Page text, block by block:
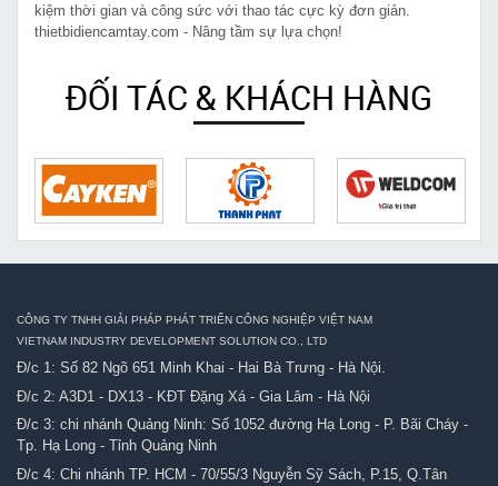
kiệm thời gian và công sức với thao tác cực kỳ đơn giản.
thietbidiencamtay.com - Nâng tầm sự lựa chọn!
ĐỐI TÁC & KHÁCH HÀNG
CÔNG TY TNHH GIẢI PHÁP PHÁT TRIỂN CÔNG NGHIỆP VIỆT NAM
VIETNAM INDUSTRY DEVELOPMENT SOLUTION CO., LTD
Đ/c 1: Số 82 Ngõ 651 Minh Khai - Hai Bà Trưng - Hà Nội.
Đ/c 2: A3D1 - DX13 - KĐT Đặng Xá - Gia Lâm - Hà Nội
Đ/c 3: chi nhánh Quảng Ninh: Số 1052 đường Hạ Long - P. Bãi Cháy -
Tp. Hạ Long - Tỉnh Quảng Ninh
Đ/c 4: Chi nhánh TP. HCM - 70/55/3 Nguyễn Sỹ Sách, P.15, Q.Tân